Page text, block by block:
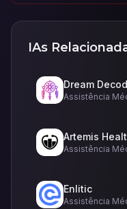
IAs
Dream
Assistência
Artemis
Assistência
Enlitic
Assistência